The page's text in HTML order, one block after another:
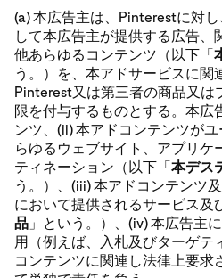
(a) 本広告主は、Pinterestに対
して本広告主が提供する広告、
他あらゆるコンテンツ（以下「
う。）を、本アドサービスに関
Pinterest又は第三者の商品又は
限を付与するものとする。本広
ンツ、(ii) 本アドコンテンツが
らゆるウェブサイト、アプリケ
ティネーション（以下「本デス
う。）、(iii) 本アドコンテンツ
において提供されるサービス及
品 」という。）、(iv) 本広告主
用（例えば、入札及びターゲテ
コンテンツに関連し法律上要求